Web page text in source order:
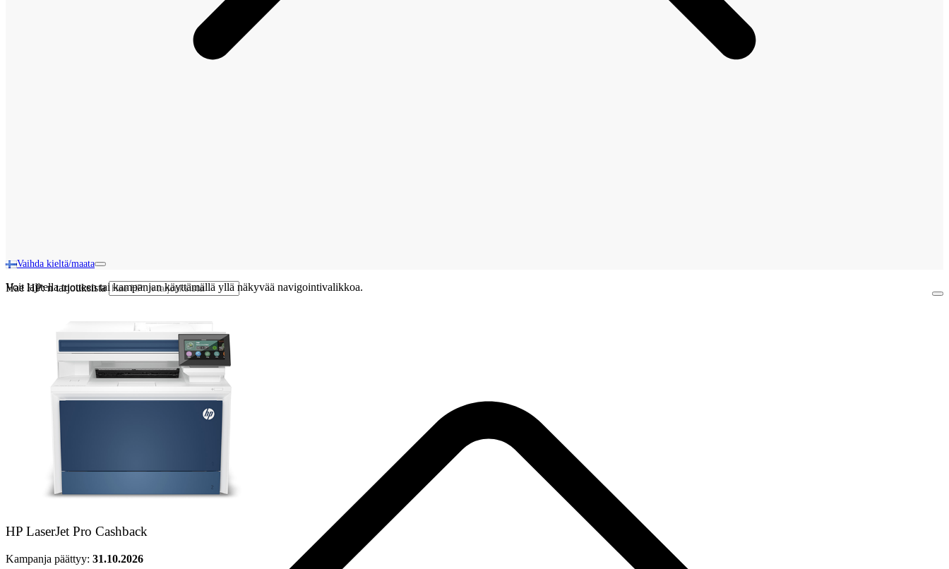
Vaihda kieltä/maata
Hae HP: n tarjouksista
Voit lajitella tuotteen tai kampanjan käyttämällä yllä näkyvää navigointivalikkoa.
HP LaserJet Pro Cashback
Kampanja päättyy: 31.10.2026